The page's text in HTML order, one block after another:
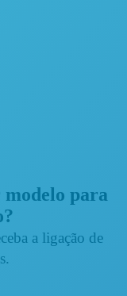
para
a ligação de